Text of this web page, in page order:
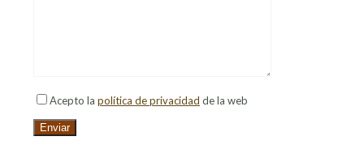
Acepto la política de privacidad de la web